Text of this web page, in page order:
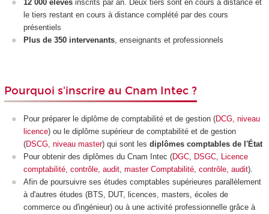
12 000 élèves inscrits par an. Deux tiers sont en cours à distance et
le tiers restant en cours à distance complété par des cours
présentiels
Plus de 350 intervenants , enseignants et professionnels
Pourquoi s'inscrire au Cnam Intec ?
Pour préparer le diplôme de comptabilité et de gestion (DCG, niveau
licence) ou le diplôme supérieur de comptabilité et de gestion
(DSCG, niveau master) qui sont les diplômes comptables de l'État
Pour obtenir des diplômes du Cnam Intec (DGC DSGC Licence
comptabilité, contrôle, audit master Comptabilité, contrôle, audit).
Afin de poursuivre ses études comptables supérieures parallèlement
à d'autres études (BTS, DUT, licences, masters, écoles de
commerce ou d'ingénieur) ou à une activité professionnelle grâce à